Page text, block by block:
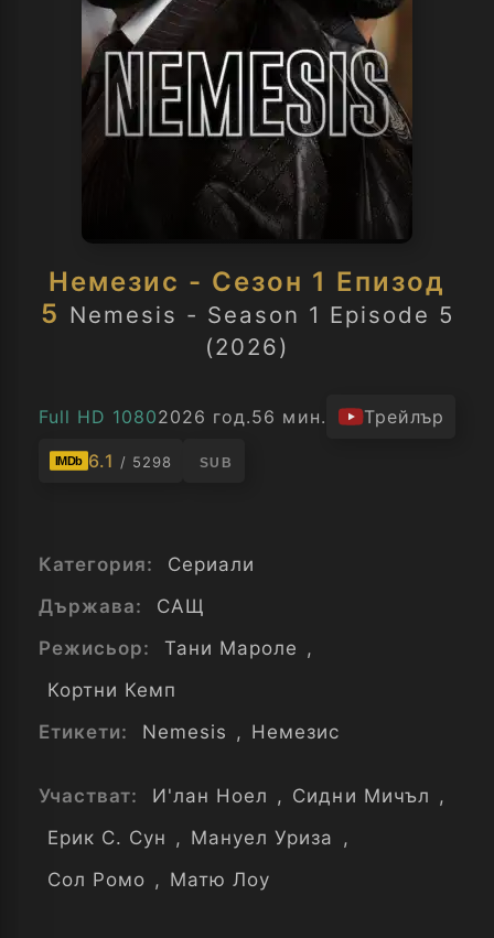
Немезис - Сезон 1 Епизод
5 Nemesis - Season 1 Episode 5
(2026)
Full HD 10802026 год.56 мин. Трейлър
IMDb 6.1 / 5298 SUB
Категория:
Сериали
Държава:
САЩ
Режисьор:
Тани Мароле ,
Кортни Кемп
Етикети:
Nemesis , Немезис
Участват: И'лан Ноел , Сидни Мичъл ,
Ерик С. Сун , Мануел Уриза ,
Сол Ромо , Матю Лоу